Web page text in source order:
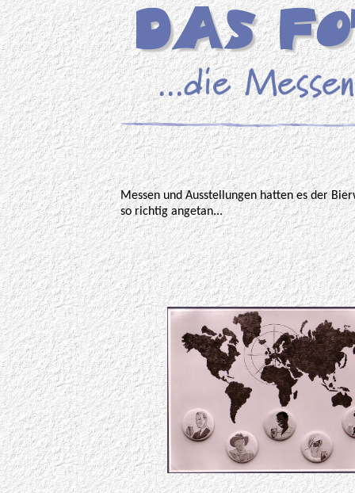
Messen und Ausstellungen hatten es der
so richtig angetan...